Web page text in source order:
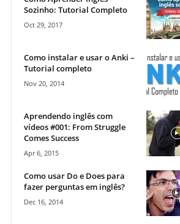
Sozinho: Tutorial Completo
Oct 29, 2017
Como instalar e usar o Anki –
Tutorial completo
Nov 20, 2014
Aprendendo inglês com
vídeos #001: From Struggle
Comes Success
Apr 6, 2015
Como usar Do e Does para
fazer perguntas em inglês?
Dec 16, 2014